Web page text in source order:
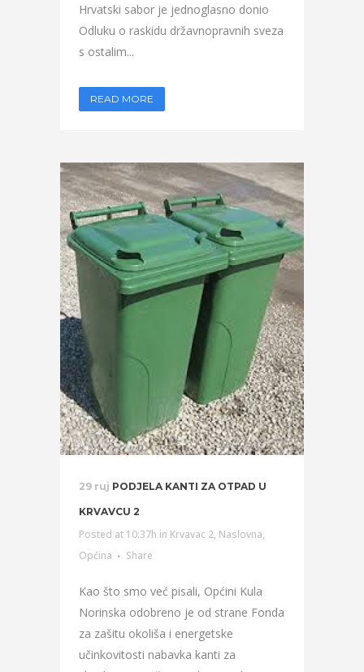
Hrvatski sabor je jednoglasno donio
Odluku o raskidu državnopravnih sveza
s ostalim...
READ MORE
29 ruj PODJELA KANTI ZA OTPAD U
KRVAVCU 2
Posted at 10:37h in Krvavac 2, Naslovna,
Općina
Share
Kao što smo već pisali, Općini Kula
Norinska odobreno je od strane Fonda
za zašitu okoliša i energetske
učinkovitosti nabavka kanti za